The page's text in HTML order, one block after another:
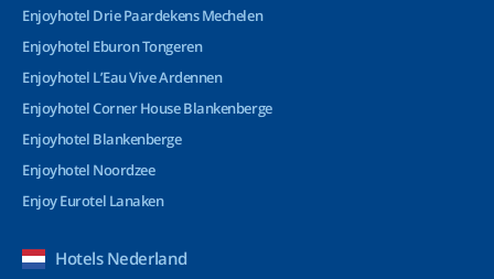
Enjoyhotel Drie Paardekens Mechelen
Enjoyhotel Eburon Tongeren
Enjoyhotel L’Eau Vive Ardennen
Enjoyhotel Corner House Blankenberge
Enjoyhotel Blankenberge
Enjoyhotel Noordzee
Enjoy Eurotel Lanaken
Hotels Nederland